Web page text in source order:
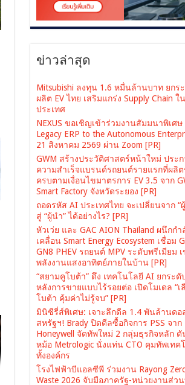
ข่าวล่าสุด
Mitsubishi ลงทุน 1.6 หมื่นล้านบาท ยกร
ผลิต EV ไทย เสริมแกร่ง Supply Chain ใน
ประเทศ
NEXUS ขอเชิญเข้าร่วมงานสัมมนาพิเศษ
Legacy ERP to the Autonomous
21 สิงหาคม 2569 ผ่าน Zoom [PR]
GWM สร้างประวัติศาสตร์หน้าใหม่ ประ
ความสำเร็จแบรนด์รถยนต์รายแรกที่ผลิ
ครบตามเงื่อนไขมาตรการ EV 3.5 จาก
Smart Factory จังหวัดระยอง [PR]
ถอดรหัส AI ประเทศไทย จะเปลี่ยนจาก “
สู่ “ผู้นำ” ได้อย่างไร? [PR]
หัวเว่ย และ GAC AION Thailand ผนึกก
เคลื่อน Smart Energy Ecosystem เชื่อม
GN8 PHEV รถยนต์ MPV ระดับพรีเมียม
พลังงานแสงอาทิตย์ภายในบ้าน [PR]
“สยามคูโบต้า” ดึง เทคโนโลยี AI ยกระดั
หลังการขายแบบไร้รอยต่อ เปิดโมเดล “เ
โบต้า คุ้มค่าไม่รู้จบ” [PR]
มินิซีรี่ส์พิเศษ: เจาะลึกดีล 1.4 พันล้านดอ
สหรัฐฯ! Brady ปิดดีลซื้อกิจการ PSS จาก
Honeywell จัดทัพใหม่ 2 กลุ่มธุรกิจหลัก ดั
หม้อ Metrologic นั่งแท่น CTO คุมทัพเทค
ทั้งองค์กร
โรงไฟฟ้าบีแอลซีพี ร่วมงาน Rayong
Waste 2026 จับมือภาครัฐ-หน่วยงานส่ว